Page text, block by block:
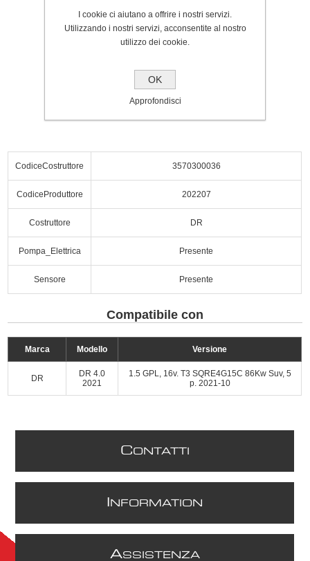
SPEDIZIONE INCLUSA
Acquista
CodiceCostruttore 3570300036
CodiceProduttore 202207
Costruttore DR
Pompa_Elettrica Presente
Sensore Presente
Compatibile con
Marca Modello Versione
DR
DR 4.0
2021
1.5 GPL, 16v. T3 SQRE4G15C 86Kw Suv, 5
p. 2021-10
CONTATTI
NFORMATION
ASSISTENZA
I cookie ci aiutano a offrire i nostri servizi.
Utilizzando i nostri servizi, acconsentite al nostro
utilizzo dei cookie.
OK
Approfondisci